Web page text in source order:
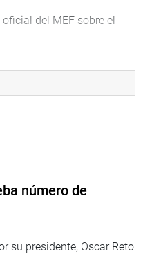
del MEF sobre el
final es 3,9 o 4,1. No
constitucionalmente
en Lima y que por
de Apertura
que el presupuesto se
2019 en la sesión de
número de
su presidente, Oscar Reto